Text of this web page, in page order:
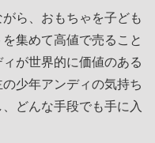
ら、おもちゃを子ども
集めて高値で売ること
が世界的に価値のある
少年アンディの気持ち
どんな手段でも手に入